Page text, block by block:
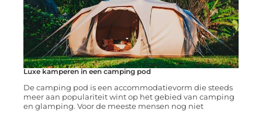
Luxe kamperen in een camping pod
De camping pod is een accommodatievorm die steeds
meer aan populariteit wint op het gebied van camping
en glamping. Voor de meeste mensen nog niet